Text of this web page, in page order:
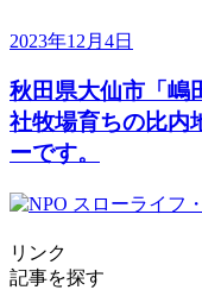
2023年12月4日
秋田県大仙市「嶋
社牧場育ちの比内
ーです。
リンク
記事を探す